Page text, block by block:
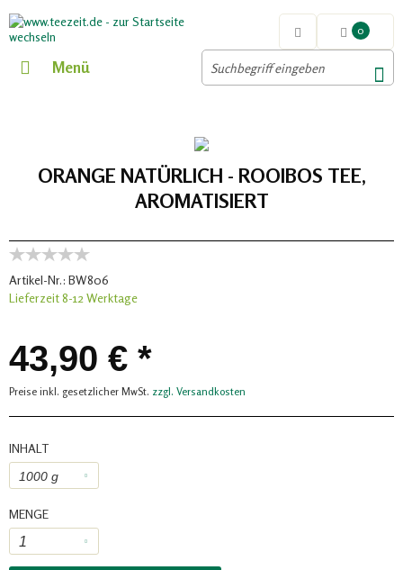
0
Menü
ORANGE NATÜRLICH - ROOIBOS TEE,
AROMATISIERT
Artikel-Nr.: BW806
Lieferzeit 8-12 Werktage
43,90 € *
Preise inkl. gesetzlicher MwSt. zzgl. Versandkosten
INHALT
MENGE